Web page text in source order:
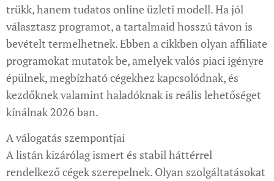
trükk, hanem tudatos online üzleti modell. Ha jól
választasz programot, a tartalmaid hosszú távon is
bevételt termelhetnek. Ebben a cikkben olyan affiliate
programokat mutatok be, amelyek valós piaci igényre
épülnek, megbízható cégekhez kapcsolódnak, és
kezdőknek valamint haladóknak is reális lehetőséget
kínálnak 2026 ban.
A válogatás szempontjai
A listán kizárólag ismert és stabil háttérrel
rendelkező cégek szerepelnek. Olyan szolgáltatásokat